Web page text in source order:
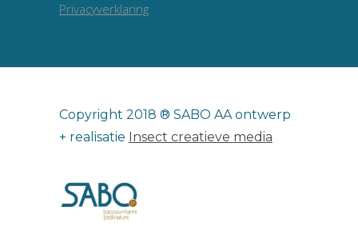
Privacyverklaring
Copyright 2018 ® SABO AA ontwerp
+ realisatie Insect creatieve media